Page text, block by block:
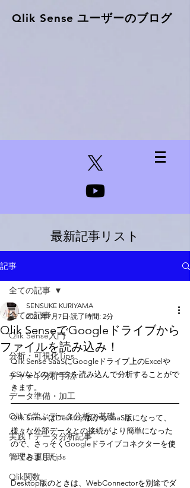
Qlik Sense ​ユーザーのブログ
最新記事リスト
記事
全ての記事
Qlik Sense入門
分析・可視化Tips
チャート分析手法
データ準備・加工
Qlikで学ぶデータ分析の基礎
実践！データ分析記事
管理と運用Tips
Qlik関数
全ての記事
Qlik SenseでGoogleドライブから
ファイルを読み込み！
SENSUKE KURIYAMA
2021年7月7日 読了時間: 2分
Qlik Sense SaaSにGoogleドライブ上のExcelや
CSVなどのデータを読み込んで分析することがで
きます。
Qlik Sense はDesktop版からSaaS版になって、
様々な外部データとの接続がより簡単になった
ので、さっそくGoogleドライブコネクターを使
ってみました！
Desktop版のときは、WebConnectorを別途でダ